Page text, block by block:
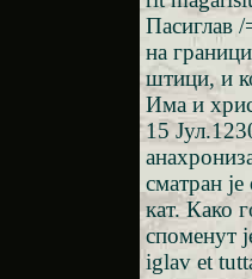
Пасиглав /
на
штици, и
Има и
15
сматран
кат. Како
споменут
iglav et